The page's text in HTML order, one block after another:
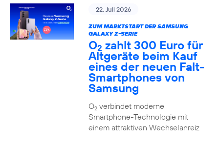
22. Juli 2026
ZUM MARKTSTART DER SAMSUNG
GALAXY Z-SERIE
O2 zahlt 300 Euro für
Altgeräte beim Kauf
eines der neuen Falt-
Smartphones von
Samsung
O2verbindet moderne
Smartphone-Technologie mit
einem attraktiven Wechselanreiz